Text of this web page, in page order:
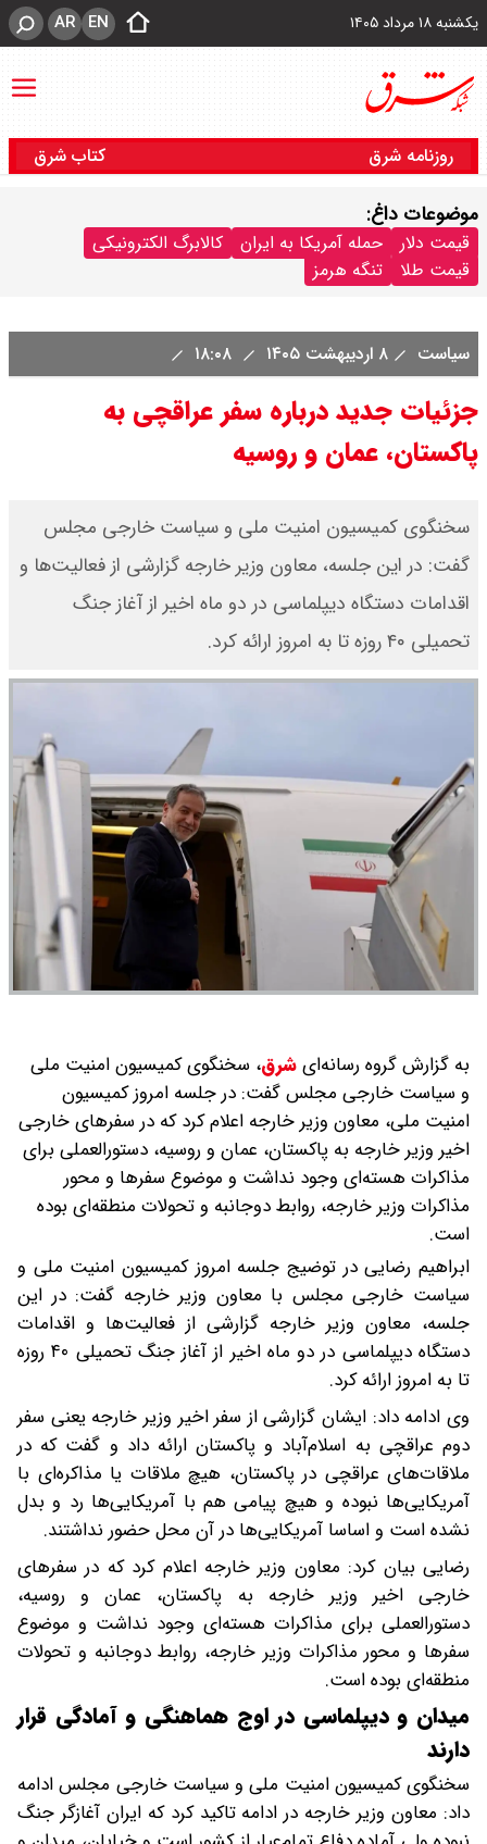
یکشنبه ۱۸ مرداد ۱۴۰۵ EN
AR
روزنامه شرق کتاب شرق
موضوعات داغ:
قیمت دلار حمله آمریکا به ایران
کالابرگ الکترونیکی
قیمت طلا
تنگه هرمز
سیاست ۸ اردیبهشت ۱۴۰۵
جزئیات جدید درباره سفر عراقچی به
پاکستان، عمان و روسیه
سخنگوی کمیسیون امنیت ملی و سیاست خارجی مجلس
گفت: در این جلسه، معاون وزیر خارجه گزارشی از فعالیت‌ها و
اقدامات دستگاه دیپلماسی در دو ماه اخیر از آغاز جنگ
تحمیلی ۴۰ روزه تا به امروز ارائه کرد.
به گزارش گروه رسانه‌ایشرق، سخنگوی کمیسیون امنیت ملی
و سیاست خارجی مجلس گفت: در جلسه امروز کمیسیون
امنیت ملی، معاون وزیر خارجه اعلام کرد که در سفرهای خارجی
اخیر وزیر خارجه به پاکستان، عمان و روسیه، دستورالعملی برای
مذاکرات هسته‌ای وجود نداشت و موضوع سفرها و محور
مذاکرات وزیر خارجه، روابط دوجانبه و تحولات منطقه‌ای بوده
است.
ابراهیم رضایی در توضیج جلسه امروز کمیسیون امنیت ملی و
سیاست خارجی مجلس با معاون وزیر خارجه گفت: در این
جلسه، معاون وزیر خارجه گزارشی از فعالیت‌ها و اقدامات
دستگاه دیپلماسی در دو ماه اخیر از آغاز جنگ تحمیلی ۴۰ روزه
تا به امروز ارائه کرد.
وی ادامه داد: ایشان گزارشی از سفر اخیر وزیر خارجه یعنی سفر
دوم عراقچی به اسلام‌آباد و پاکستان ارائه داد و گفت که در
ملاقات‌های عراقچی در پاکستان، هیچ ملاقات یا مذاکره‌ای با
آمریکایی‌ها نبوده و هیچ پیامی هم با آمریکایی‌ها رد و بدل
نشده است و اساسا آمریکایی‌ها در آن محل حضور نداشتند.
رضایی بیان کرد: معاون وزیر خارجه اعلام کرد که در سفرهای
خارجی اخیر وزیر خارجه به پاکستان، عمان و روسیه،
دستورالعملی برای مذاکرات هسته‌ای وجود نداشت و موضوع
سفرها و محور مذاکرات وزیر خارجه، روابط دوجانبه و تحولات
منطقه‌ای بوده است.
میدان و دیپلماسی در اوج هماهنگی و آمادگی قرار
دارند
سخنگوی کمیسیون امنیت ملی و سیاست خارجی مجلس ادامه
داد: معاون وزیر خارجه در ادامه تاکید کرد که ایران آغازگر جنگ